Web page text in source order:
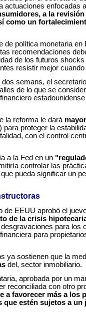
actuaciones enfocadas
a la
como un
de política monetaria en
recomendaciones
de los futuros
resistir mejor
semans, el
de lo que se
la reforma le dará
para proteger la
con el control
a la Fed en un
controlar las
pueda significar un
de EEUU aprobó el
de la crisis
para los
para
ya sostienen que la
del, sector inmobiliario.
aprobada por un
reconciliada con otro
a favorecer más a los
que estén sujetos a